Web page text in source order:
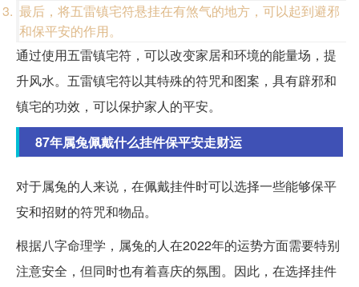
最后，将五雷镇宅符悬挂在有煞气的地方，可以起到避邪
和保平安的作用。
通过使用五雷镇宅符，可以改变家居和环境的能量场，提
升风水。五雷镇宅符以其特殊的符咒和图案，具有辟邪和
镇宅的功效，可以保护家人的平安。
87年属兔佩戴什么挂件保平安走财运
对于属兔的人来说，在佩戴挂件时可以选择一些能够保平
安和招财的符咒和物品。
根据八字命理学，属兔的人在2022年的运势方面需要特别
注意安全，但同时也有着喜庆的氛围。因此，在选择挂件